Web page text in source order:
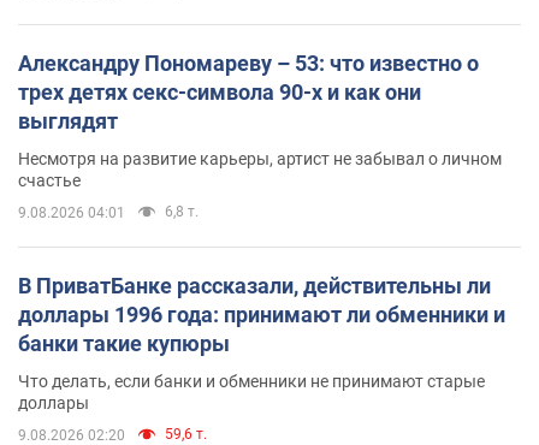
Александру Пономареву – 53: что известно о
трех детях секс-символа 90-х и как они
выглядят
Несмотря на развитие карьеры, артист не забывал о личном
счастье
9.08.2026 04:01 6,8 т.
В ПриватБанке рассказали, действительны ли
доллары 1996 года: принимают ли обменники и
банки такие купюры
Что делать, если банки и обменники не принимают старые
доллары
9.08.2026 02:20 59,6 т.